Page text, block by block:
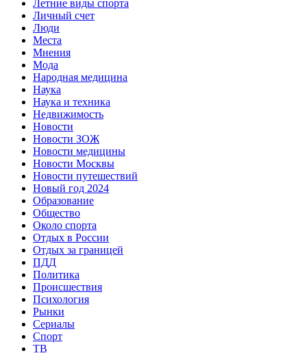
Летние виды спорта
Личный счет
Люди
Места
Мнения
Мода
Народная медицина
Наука
Наука и техника
Недвижимость
Новости
Новости ЗОЖ
Новости медицины
Новости Москвы
Новости путешествий
Новый год 2024
Образование
Общество
Около спорта
Отдых в России
Отдых за границей
ПДД
Политика
Происшествия
Психология
Рынки
Сериалы
Спорт
ТВ